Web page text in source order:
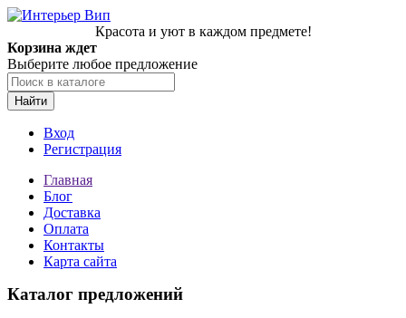
Красота и уют в каждом предмете!
Корзина ждет
Выберите любое предложение
Найти
Вход
Регистрация
Главная
Блог
Доставка
Оплата
Контакты
Карта сайта
Каталог предложений